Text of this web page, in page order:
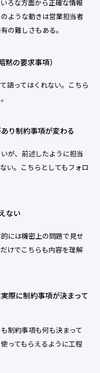
ろな方面から正確な情報
ような動きは営業担当者
の難しさもある。
黙の要求事項）
語ってはくれない。こちら
り制約事項が変わる
が、前述したように担当
い。こちらとしてもフォロ
ない
には機密上の問題で見せ
けでこちらも内容を理解
際に制約事項が決まって
制約事項も何も決まって
ってもらえるように工程